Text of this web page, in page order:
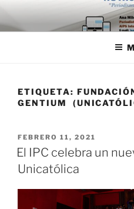
Saltar
al
contenido
ETIQUETA:
GENTIUM
PUBLICADO
EL
FEBRERO 11, 2021
El IPC celebra un
Unicatólica